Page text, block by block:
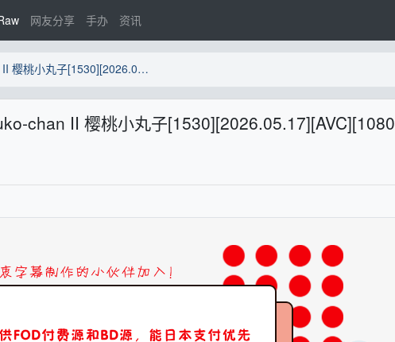
网友分享 手办 资讯
[YYSUB-RAW]Chibi Maruko-chan II 樱桃小丸子[1530][2026.05.17][AVC][1080P][Tver]
chan II 樱桃小丸子[1530][2026.05.17][AVC][1080